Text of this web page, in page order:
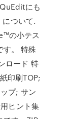
にも
ついて.
の小テス
す。 特殊
ロード 特
印刷TOP;
プ; サン
ヒント集